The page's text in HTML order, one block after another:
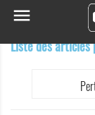

Liste des articles